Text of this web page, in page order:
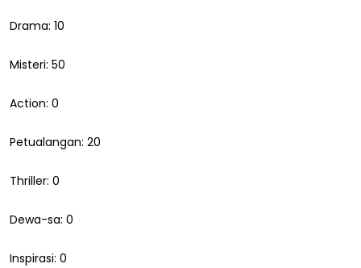
Drama: 10
Misteri: 50
Action: 0
Petualangan: 20
Thriller: 0
Dewa-sa: 0
Inspirasi: 0